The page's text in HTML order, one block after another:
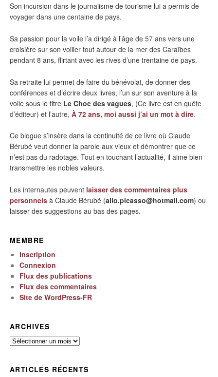
Son incursion dans le journalisme de tourisme lui a permis de
voyager dans une centaine de pays.
Sa passion pour la voile l’a dirigé à l’âge de 57 ans vers une
croisière sur son voilier tout autour de la mer des Caraïbes
pendant 8 ans, flirtant avec les rives d’une trentaine de pays.
Sa retraite lui permet de faire du bénévolat, de donner des
conférences et d’écrire deux livres, l’un sur son aventure à la
voile sous le titre Le Choc des vagues, (Ce livre est en quête
d’éditeur) et l’autre, À 72 ans, moi aussi j’ai un mot à dire.
Ce blogue s’insère dans la continuité de ce livre où Claude
Bérubé veut donner la parole aux vieux et démontrer que ce
n’est pas du radotage. Tout en touchant l’actualité, il aime bien
transmettre les nobles valeurs.
Les internautes peuvent laisser des commentaires plus
personnels à Claude Bérubé (allo.picasso@hotmail.com) ou
laisser des suggestions au bas des pages.
MEMBRE
Inscription
Connexion
Flux des publications
Flux des commentaires
Site de WordPress-FR
ARCHIVES
Archives
ARTICLES RÉCENTS